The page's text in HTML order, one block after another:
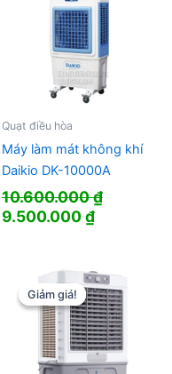
Quạt điều hòa
Máy làm mát không khí
Daikio DK-10000A
10.600.000₫
Giá
10.600.000 ₫.
9.500.000₫Giá
là:
Giảm giá!
Giảm giá!